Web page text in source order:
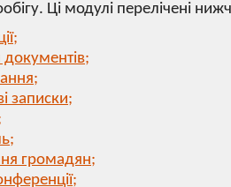
Ці модулі перелічені
документів;
записки;
громадян;